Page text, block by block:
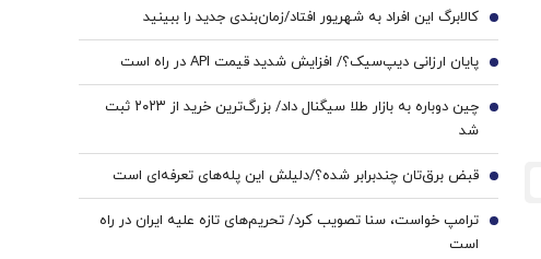
کالابرگ این افراد به شهریور افتاد/زمان‌بندی جدید را ببینید 5
پایان ارزانی دیپ‌سیک؟/ افزایش شدید قیمت API در راه است 6
چین دوباره به بازار طلا سیگنال داد/ بزرگ‌ترین خرید از ۲۰۲۳ ثبت
شد
7
قبض برق‌تان چندبرابر شده؟/دلیلش این پله‌های تعرفه‌ای است 8
ترامپ خواست، سنا تصویب کرد/ تحریم‌های تازه علیه ایران در راه
است
9